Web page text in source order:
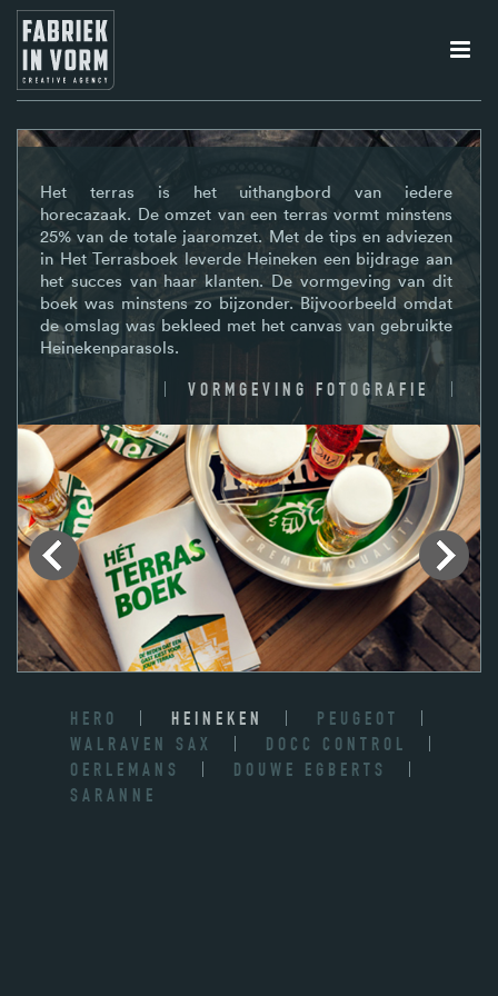
Het terras is het uithangbord van iedere
horecazaak. De omzet van een terras vormt minstens
25% van de totale jaaromzet. Met de tips en adviezen
in Het Terrasboek leverde Heineken een bijdrage aan
het succes van haar klanten. De vormgeving van dit
boek was minstens zo bijzonder. Bijvoorbeeld omdat
de omslag was bekleed met het canvas van gebruikte
Heinekenparasols.
VORMGEVING FOTOGRAFIE
HERO HEINEKEN
PEUGEOT
WALRAVEN SAX
DOCC CONTROL
OERLEMANS
DOUWE EGBERTS
SARANNE